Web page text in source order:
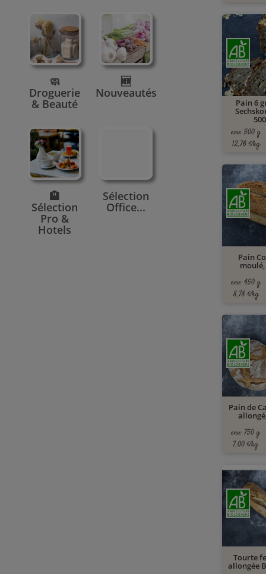
🧼
Droguerie
& Beauté
🆕
Nouveautés
🏨
Sélection
Pro &
Hotels
Sélection
Office...
Pain 6
env. 500 g
12,76 €/kg
Pain
moulé,
env. 450 g
8,78 €/kg
Pain de
env. 750 g
7,00 €/kg
Tourte
allongée